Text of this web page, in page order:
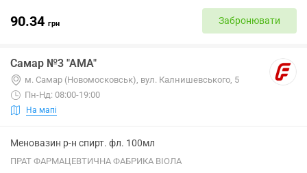
90.34 грн Забронювати
Самар №3 "АМА"
м. Самар (Новомосковськ), вул. Калнишевського, 5
Пн-Нд: 08:00-19:00
На мапі
Меновазин р-н спирт. фл. 100мл
ПРАТ ФАРМАЦЕВТИЧНА ФАБРИКА ВІОЛА